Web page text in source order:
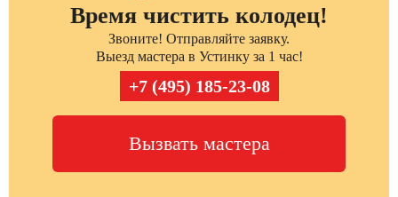
Время чистить колодец!
Звоните! Отправляйте заявку.
Выезд мастера в Устинку за 1 час!
+7 (495) 185-23-08
Вызвать мастера